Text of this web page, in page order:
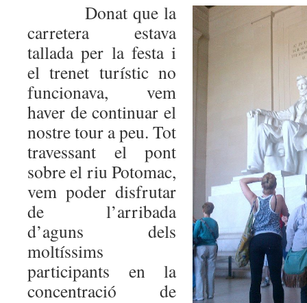
Donat que la
carretera estava
tallada per la festa i
el trenet turístic no
funcionava, vem
haver de continuar el
nostre tour a peu. Tot
travessant el pont
sobre el riu Potomac,
vem poder disfrutar
de l’arribada
d’aguns dels
moltíssims
participants en la
concentració de